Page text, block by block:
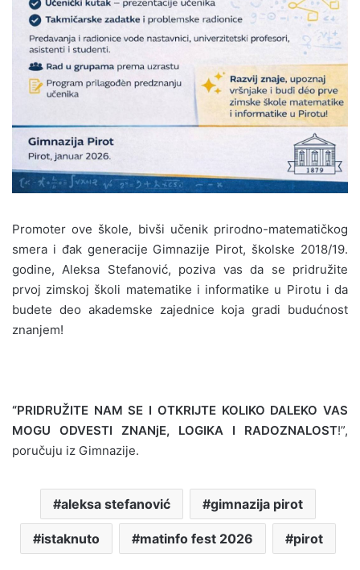
Promoter ove škole, bivši učenik prirodno-matematičkog
smera i đak generacije Gimnazije Pirot, školske 2018/19.
godine, Aleksa Stefanović, poziva vas da se pridružite
prvoj zimskoj školi matematike i informatike u Pirotu i da
budete deo akademske zajednice koja gradi budućnost
znanjem!
“PRIDRUŽITE NAM SE I OTKRIJTE KOLIKO DALEKO VAS
MOGU ODVESTI ZNANjE, LOGIKA I RADOZNALOST!”,
poručuju iz Gimnazije.
aleksa stefanović gimnazija pirot
istaknuto matinfo fest 2026 pirot